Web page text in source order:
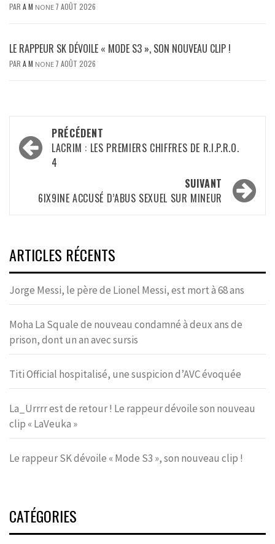
PAR A M NONE 7 AOÛT 2026
LE RAPPEUR SK DÉVOILE « MODE S3 », SON NOUVEAU CLIP !
PAR A M NONE 7 AOÛT 2026
Navigation
d’article
PRÉCÉDENT
LACRIM : LES PREMIERS CHIFFRES DE R.I.P.R.O.
4
SUIVANT
6IX9INE ACCUSÉ D’ABUS SEXUEL SUR MINEUR
ARTICLES RÉCENTS
Jorge Messi, le père de Lionel Messi, est mort à 68 ans
Moha La Squale de nouveau condamné à deux ans de
prison, dont un an avec sursis
Titi Official hospitalisé, une suspicion d’AVC évoquée
La_Urrrr est de retour ! Le rappeur dévoile son nouveau
clip « LaVeuka »
Le rappeur SK dévoile « Mode S3 », son nouveau clip !
CATÉGORIES